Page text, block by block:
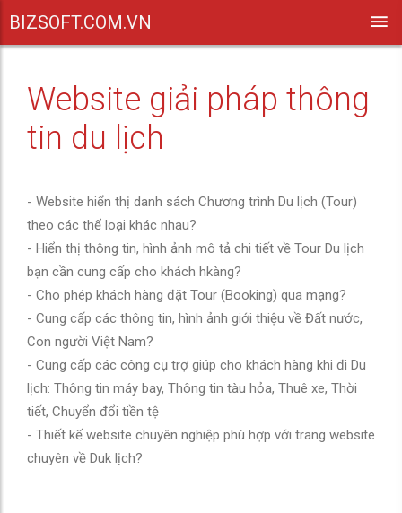
BIZSOFT.COM.VN
Website giải pháp thông
tin du lịch
- Website hiển thị danh sách Chương trình Du lịch (Tour)
theo các thể loại khác nhau?
- Hiển thị thông tin, hình ảnh mô tả chi tiết về Tour Du lịch
bạn cần cung cấp cho khách hkàng?
- Cho phép khách hàng đặt Tour (Booking) qua mạng?
- Cung cấp các thông tin, hình ảnh giới thiệu về Đất nước,
Con người Việt Nam?
- Cung cấp các công cụ trợ giúp cho khách hàng khi đi Du
lịch: Thông tin máy bay, Thông tin tàu hỏa, Thuê xe, Thời
tiết, Chuyển đổi tiền tệ
- Thiết kế website chuyên nghiệp phù hợp với trang website
chuyên về Duk lịch?